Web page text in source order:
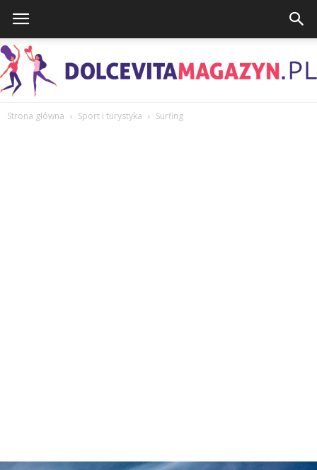
Strona główna Sport i turystyka Surfing